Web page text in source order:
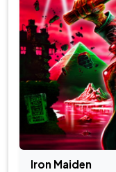
Iron Maiden